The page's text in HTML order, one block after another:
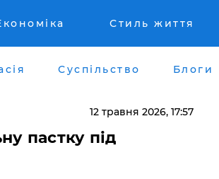
Стиль життя
Суспільство Блоги
12 травня 2026, 17:57
пастку під